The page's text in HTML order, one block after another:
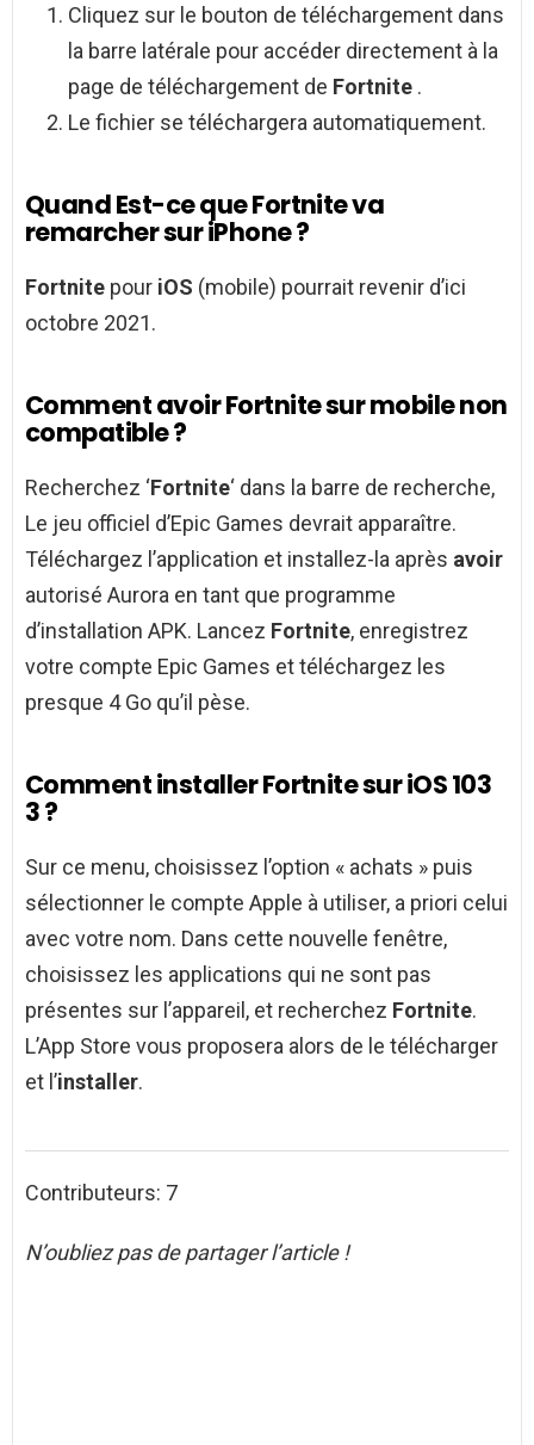
Cliquez sur le bouton de téléchargement dans
la barre latérale pour accéder directement à la
page de téléchargement de Fortnite .
Le fichier se téléchargera automatiquement.
Quand Est-ce que Fortnite va
remarcher sur iPhone ?
Fortnite pour iOS (mobile) pourrait revenir d’ici
octobre 2021.
Comment avoir Fortnite sur mobile non
compatible ?
Recherchez ‘Fortnite‘ dans la barre de recherche,
Le jeu officiel d’Epic Games devrait apparaître.
Téléchargez l’application et installez-la après avoir
autorisé Aurora en tant que programme
d’installation APK. Lancez Fortnite, enregistrez
votre compte Epic Games et téléchargez les
presque 4 Go qu’il pèse.
Comment installer Fortnite sur iOS 103
3 ?
Sur ce menu, choisissez l’option « achats » puis
sélectionner le compte Apple à utiliser, a priori celui
avec votre nom. Dans cette nouvelle fenêtre,
choisissez les applications qui ne sont pas
présentes sur l’appareil, et recherchez Fortnite.
L’App Store vous proposera alors de le télécharger
et l’installer.
Contributeurs: 7
N’oubliez pas de partager l’article !